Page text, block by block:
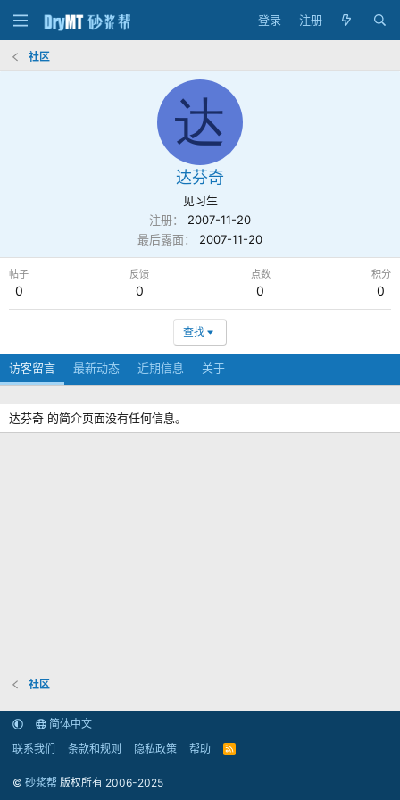
登录 注册
社区
达
达芬奇
见习生
注册
2007-11-20
最后露面
2007-11-20
帖子
0
反馈
0
点数
0
积分
0
查找
访客留言 最新动态 近期信息 关于
达芬奇 的简介页面没有任何信息。
社区
简体中文
联系我们
条款和规则 隐私政策 帮助
R
© 砂浆帮 版权所有 2006-2025